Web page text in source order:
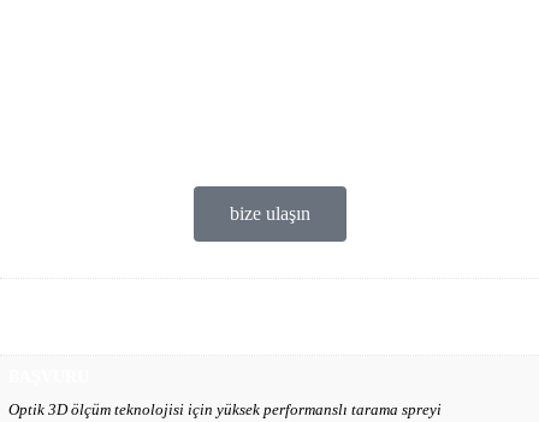
bize ulaşın
Optik 3D ölçüm teknolojisi için yüksek performanslı tarama spreyi